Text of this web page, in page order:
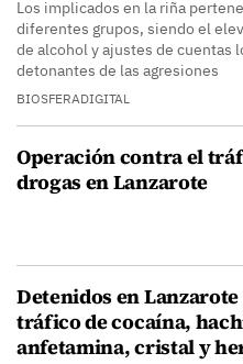
Los implicados en la riña
diferentes grupos, siendo el
de alcohol y ajustes de cuentas
detonantes de las agresiones
BIOSFERADIGITAL
Operación contra el
drogas en Lanzarote
Detenidos en
tráfico de cocaína,
anfetamina, cristal y